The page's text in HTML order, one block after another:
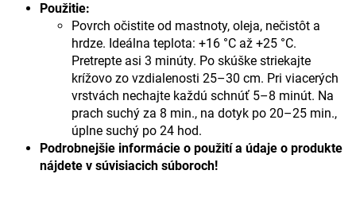
Použitie:
Povrch očistite od mastnoty, oleja, nečistôt a
hrdze. Ideálna teplota: +16 °C až +25 °C.
Pretrepte asi 3 minúty. Po skúške striekajte
krížovo zo vzdialenosti 25–30 cm. Pri viacerých
vrstvách nechajte každú schnúť 5–8 minút. Na
prach suchý za 8 min., na dotyk po 20–25 min.,
úplne suchý po 24 hod.
Podrobnejšie informácie o použití a údaje o produkte
nájdete v súvisiacich súboroch!